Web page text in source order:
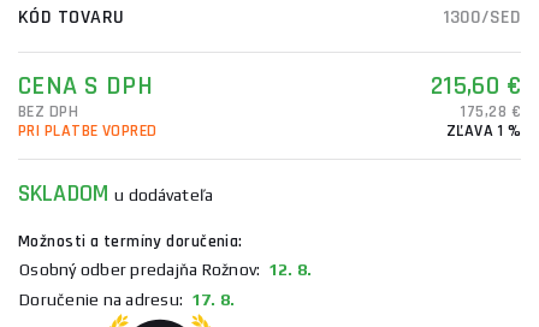
KÓD TOVARU
1300/SED
CENA S DPH 215,60 €
BEZ DPH
175,28 €
PRI PLATBE VOPRED
ZĽAVA 1 %
SKLADOMu dodávateľa
Možnosti a termíny doručenia:
Osobný odber predajňa Rožnov: 12. 8.
Doručenie na adresu: 17. 8.